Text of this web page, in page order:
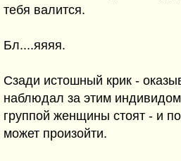
тебя валится.
Бл....яяяя.
Сзади истошный крик -
наблюдал за этим
группой женщины стоят - и
может произойти.